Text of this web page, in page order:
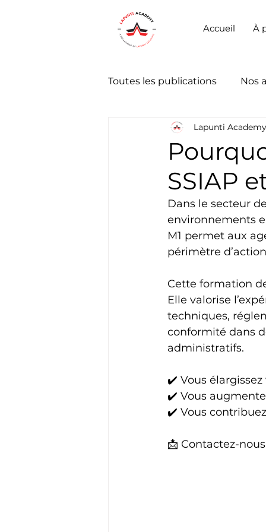
Accueil À
Toutes les publications Nos
SSIAP
Lapunti Academy
Dans le secteur
environnements
M1 permet aux
périmètre
Cette formation
Elle valorise
techniques,
conformité dans
administratifs.
✔️ Vous
✔️ Vous
✔️ Vous
📩 Contactez-